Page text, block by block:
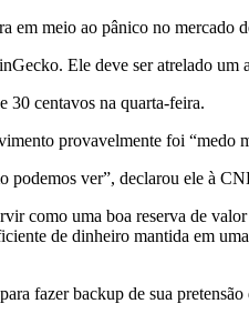
em meio ao pânico no mercado
Ele deve ser atrelado um
30 centavos na quarta-feira.
provavelmente foi “medo
podemos ver”, declarou ele à
como uma boa reserva de
de dinheiro mantida em
fazer backup de sua